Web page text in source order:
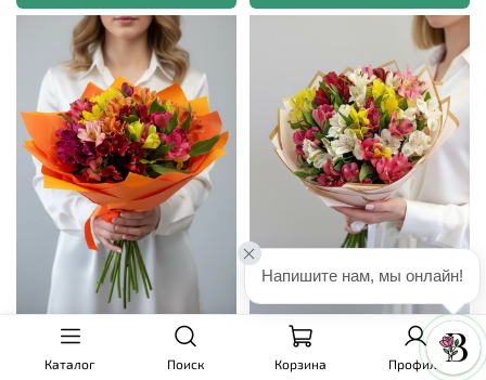
Букет Витаминка Букет Летний ветер
Каталог Поиск Корзина Профиль
Напишите нам, мы онлайн!